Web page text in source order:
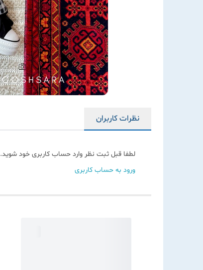
نظرات کاربران
لطفا قبل ثبت نظر وارد حساب کاربری خود شوید.
ورود به حساب کاربری